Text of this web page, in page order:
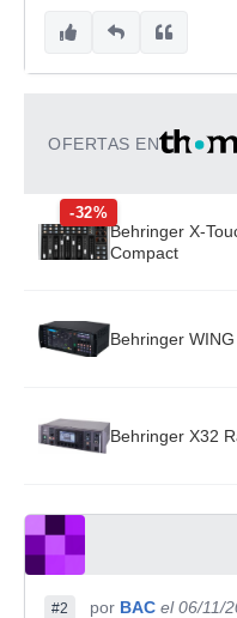
OFERTAS EN
-32%
Behringer X-
Compact
Behringer
Behringer X32
#2 por BAC el 06/11/